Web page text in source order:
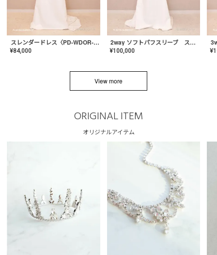
スレンダードレス〈PD-WDOR-2110〉
¥84,000
2way ソフトパフスリーブ スレンダードレス〈PD-WDOR-2112〉
¥100,000 ¥
View more
ORIGINAL ITEM
オリジナルアイテム